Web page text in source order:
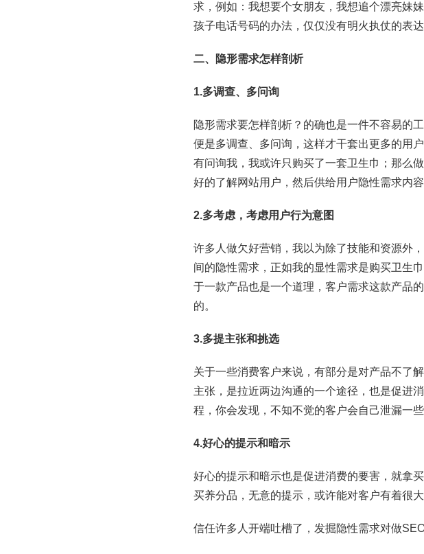
求，例如：我想要个女朋友，我想追个漂亮妹
孩子电话号码的办法，仅仅没有明火执仗的表
二、隐形需求怎样剖析
1.多调查、多问询
隐形需求要怎样剖析？的确也是一件不容易的
便是多调查、多问询，这样才干套出更多的用
有问询我，我或许只购买了一套卫生巾；那么
好的了解网站用户，然后供给用户隐性需求内容
2.多考虑，考虑用户行为意图
许多人做欠好营销，我以为除了技能和资源外
间的隐性需求，正如我的显性需求是购买卫生
于一款产品也是一个道理，客户需求这款产品
的。
3.多提主张和挑选
关于一些消费客户来说，有部分是对产品不了
主张，是拉近两边沟通的一个途径，也是促进
程，你会发现，不知不觉的客户会自己泄漏一些
4.好心的提示和暗示
好心的提示和暗示也是促进消费的要害，就拿
买养分品，无意的提示，或许能对客户有着很
信任许多人开端吐槽了，发掘隐性需求对做